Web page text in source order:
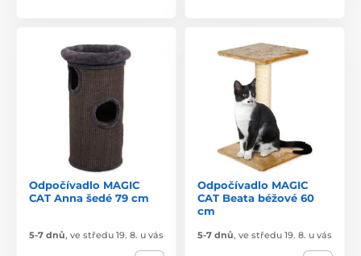
Odpočívadlo MAGIC
CAT Anna šedé 79 cm
5-7 dnů, ve středu 19. 8. u vás
Odpočívadlo MAGIC
CAT Beata béžové 60
cm
5-7 dnů, ve středu 19. 8. u vás